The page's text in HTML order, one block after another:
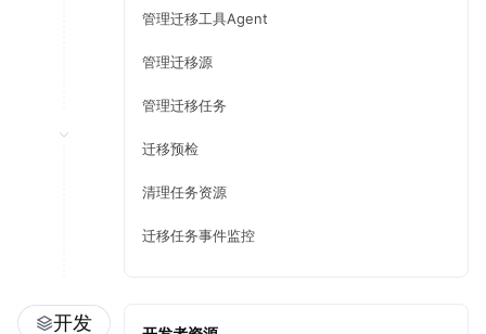
管理迁移工具Agent
管理迁移源
管理迁移任务
迁移预检
清理任务资源
迁移任务事件监控
开发